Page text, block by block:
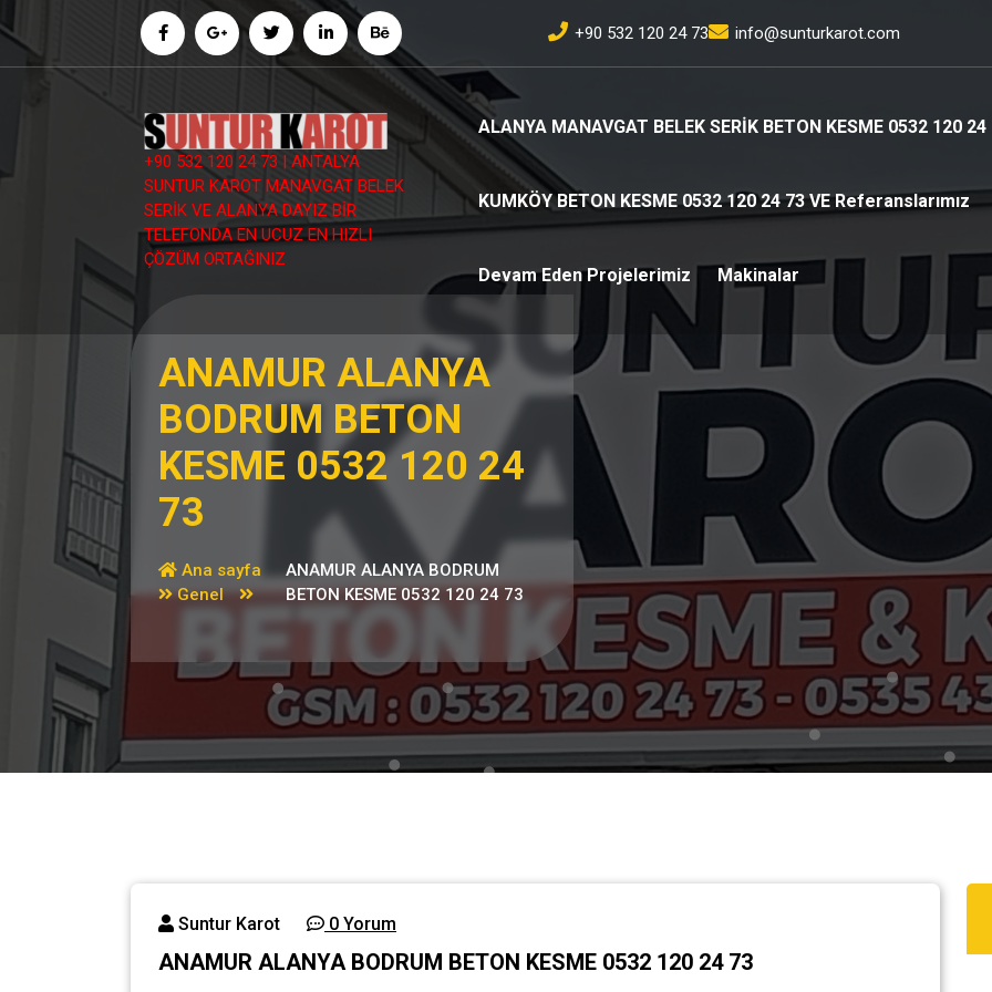
geç
+90 532 120 24 73 info@sunturkarot.com
+90 532 120 24 73 | ANTALYA
SUNTUR KAROT MANAVGAT BELEK
SERİK VE ALANYA DAYIZ BİR
TELEFONDA EN UCUZ EN HIZLI
ÇÖZÜM ORTAĞINIZ
ALANYA MANAVGAT BELEK SERİK BETON KESME 0532 120 24
KUMKÖY BETON KESME 0532 120 24 73 VE Referanslarımız
Devam Eden Projelerimiz Makinalar
ANAMUR ALANYA
BODRUM BETON
KESME 0532 120 24
73
Ana sayfa
Genel
ANAMUR ALANYA BODRUM
BETON KESME 0532 120 24 73
Suntur Karot 0 Yorum
ANAMUR ALANYA BODRUM BETON KESME 0532 120 24 73